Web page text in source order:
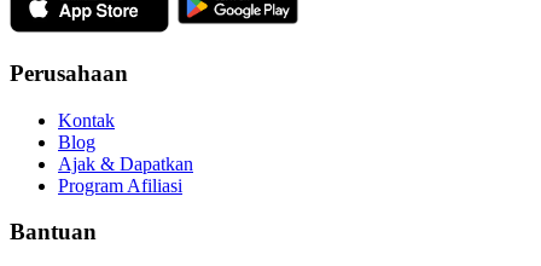
Perusahaan
Kontak
Blog
Ajak & Dapatkan
Program Afiliasi
Bantuan